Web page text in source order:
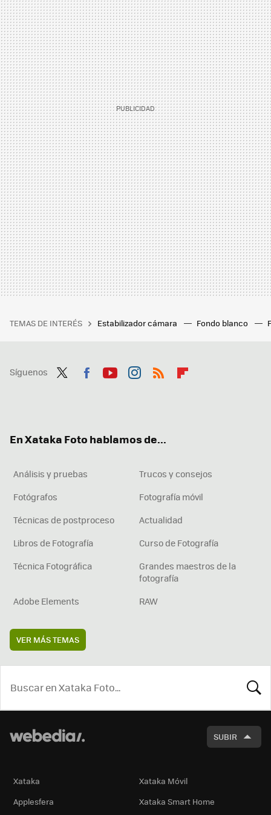
TEMAS DE INTERÉS Estabilizador cámara Fondo blanco
Síguenos
En Xataka Foto hablamos de...
Análisis y pruebas
Trucos y consejos
Fotógrafos
Fotografía móvil
Técnicas de postproceso
Actualidad
Libros de Fotografía
Curso de Fotografía
Técnica Fotográfica
Grandes maestros de la
fotografía
Adobe Elements
RAW
VER MÁS TEMAS
SUBIR
Xataka
Xataka Móvil
Applesfera
Xataka Smart Home